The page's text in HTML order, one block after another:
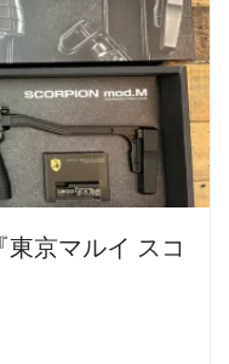
京マルイ スコ